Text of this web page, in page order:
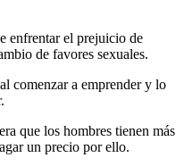
enfrentar el prejuicio de
de favores sexuales.
comenzar a emprender y lo
que los hombres tienen más
un precio por ello.